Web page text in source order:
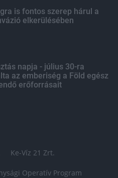
is fontos szerep hárul a
elkerülésében
napja - július 30-ra
az emberiség a Föld egész
erőforrásait
Ke-Víz 21 Zrt.
Operatív Program